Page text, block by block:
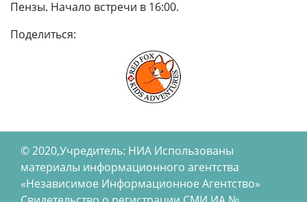
Пензы. Начало встречи в 16:00.
Поделиться:
© 2020,Учредитель: НИА Использованы
материалы информационного агентства
«Независимое Информационное Агентство»